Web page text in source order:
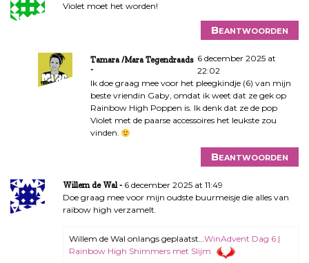
Violet moet het worden!
Beantwoorden
Tamara /Mara Tegendraads 6 december 2025 at
22:02
Ik doe graag mee voor het pleegkindje (6) van mijn
beste vriendin Gaby, omdat ik weet dat ze gek op
Rainbow High Poppen is. Ik denk dat ze de pop
Violet met de paarse accessoires het leukste zou
vinden.
Beantwoorden
Willem de Wal
6 december 2025 at 11:49
Doe graag mee voor mijn oudste buurmeisje die alles van
raibow high verzamelt.
Willem de Wal onlangs geplaatst…WinAdvent Dag 6 |
Rainbow High Shimmers met Slijm